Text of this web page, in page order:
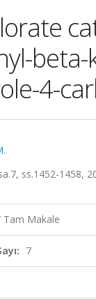
4-
ss.1452-1458,
Tam Makale
7